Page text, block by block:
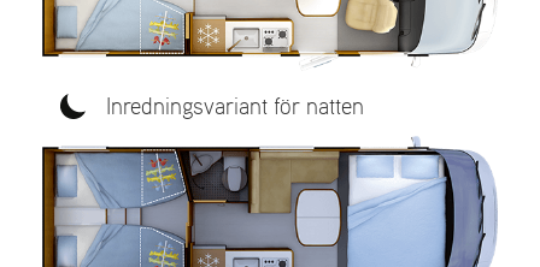
Inredningsvariant för natten